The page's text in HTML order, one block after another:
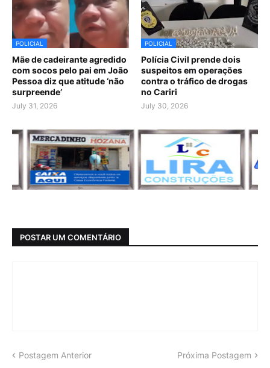
POLICIAL
Mãe de cadeirante agredido
com socos pelo pai em João
Pessoa diz que atitude ‘não
surpreende’
July 31, 2026
POLICIAL
Polícia Civil prende dois
suspeitos em operações
contra o tráfico de drogas
no Cariri
July 30, 2026
POSTAR UM COMENTÁRIO
Postagem Anterior Próxima Postagem